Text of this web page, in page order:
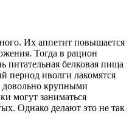
Их аппетит повышается
Тогда в рацион
питательная белковая пища
период иволги лакомятся
довольно крупными
могут заниматься
Однако делают это не так